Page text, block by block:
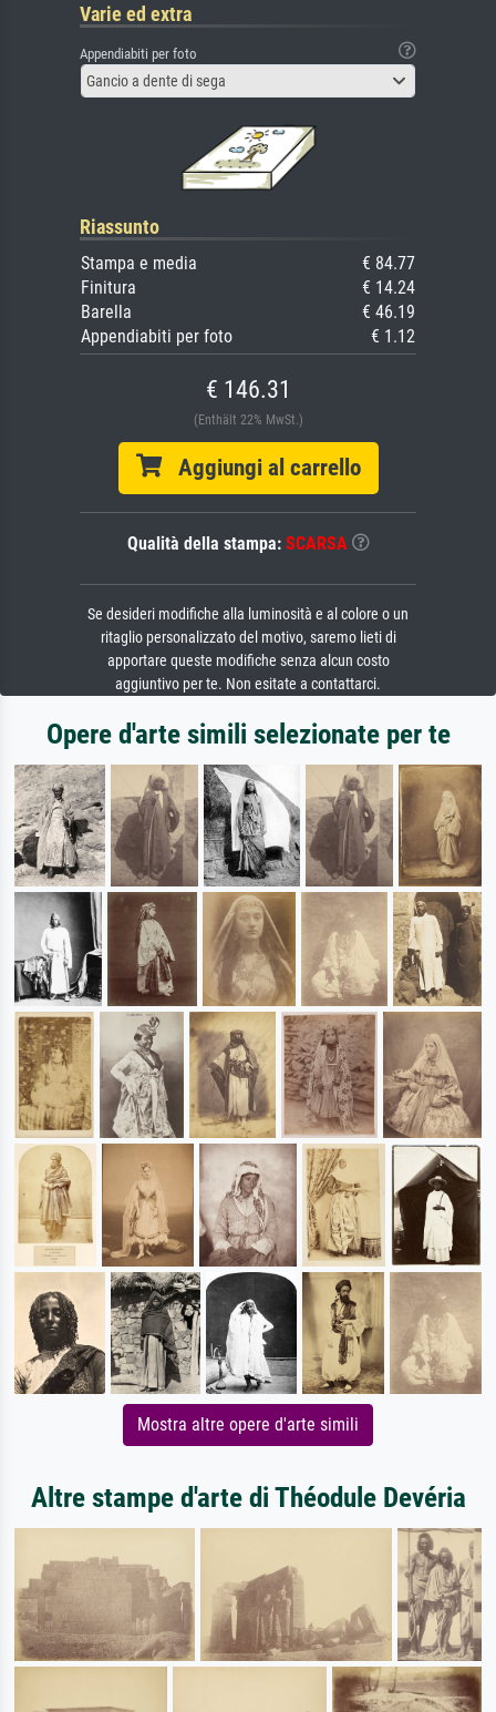
Varie ed extra
Appendiabiti per foto
Gancio a dente di sega
Riassunto
Stampa e media
€ 84.77
Finitura
€ 14.24
Barella
€ 46.19
Appendiabiti per foto
€ 1.12
€ 146.31
(Enthält 22% MwSt.)
Aggiungi al carrello
Qualità della stampa: SCARSA
Se desideri modifiche alla luminosità e al colore o un
ritaglio personalizzato del motivo, saremo lieti di
apportare queste modifiche senza alcun costo
aggiuntivo per te. Non esitate a contattarci.
Opere d'arte simili selezionate per te
Mostra altre opere d'arte simili
Altre stampe d'arte di Théodule Devéria